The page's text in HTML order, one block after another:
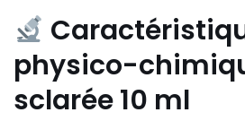
physico-
sclarée 10 ml